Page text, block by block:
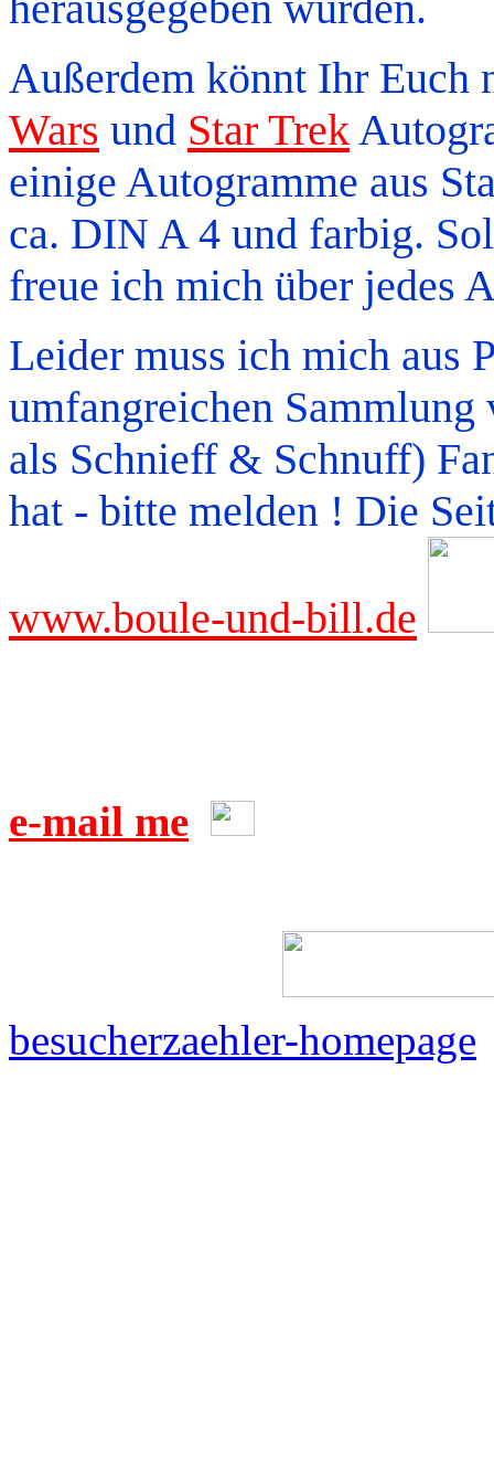
Außerdem könnt Ihr Euch
Wars und Star Trek
einige Autogramme aus
ca. DIN A 4 und farbig.
freue ich mich über jedes
Leider muss ich mich aus
umfangreichen
als Schnieff & Schnuff)
hat - bitte melden ! Die
www.boule-und-bill.de
e-mail me
besucherzaehler-homepage